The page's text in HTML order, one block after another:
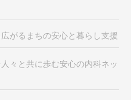
がるまちの安心と暮らし支援
々と共に歩む安心の内科ネッ